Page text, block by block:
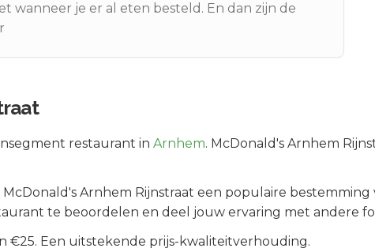
wanneer je er al eten besteld. En dan zijn de
restaurant in Arnhem. McDonald's Arnhem
McDonald's Arnhem Rijnstraat een populaire bestemming
te beoordelen en deel jouw ervaring met andere
€25. Een uitstekende prijs-kwaliteitverhouding.